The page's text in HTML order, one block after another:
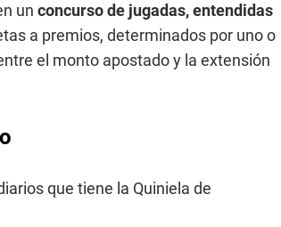
un concurso de jugadas, entendidas
a premios, determinados por uno o
el monto apostado y la extensión
que tiene la Quiniela de